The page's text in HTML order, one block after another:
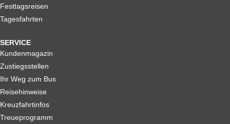
Festtagsreisen
Tagesfahrten
SERVICE
Kundenmagazin
Zustiegsstellen
Ihr Weg zum Bus
Reisehinweise
Kreuzfahrtinfos
Treueprogramm